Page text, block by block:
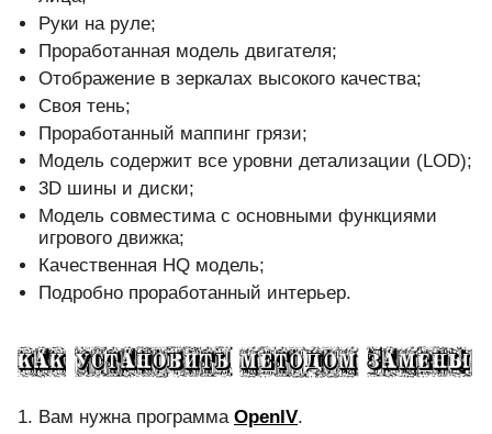
Руки на руле;
Проработанная модель двигателя;
Отображение в зеркалах высокого качества;
Своя тень;
Проработанный маппинг грязи;
Модель содержит все уровни детализации (LOD);
3D шины и диски;
Модель совместима с основными функциями
игрового движка;
Качественная HQ модель;
Подробно проработанный интерьер.
Вам нужна программа OpenIV.